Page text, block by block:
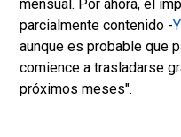
mensual. Por ahora, el
parcialmente contenido -
aunque es probable que
comience a trasladarse
próximos meses".